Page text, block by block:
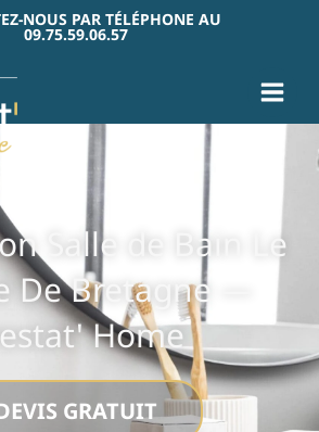
NOUS PAR TÉLÉPHONE AU
09.75.59.06.57
Salle de Bain Le
De Bretagne —
Home
GRATUIT